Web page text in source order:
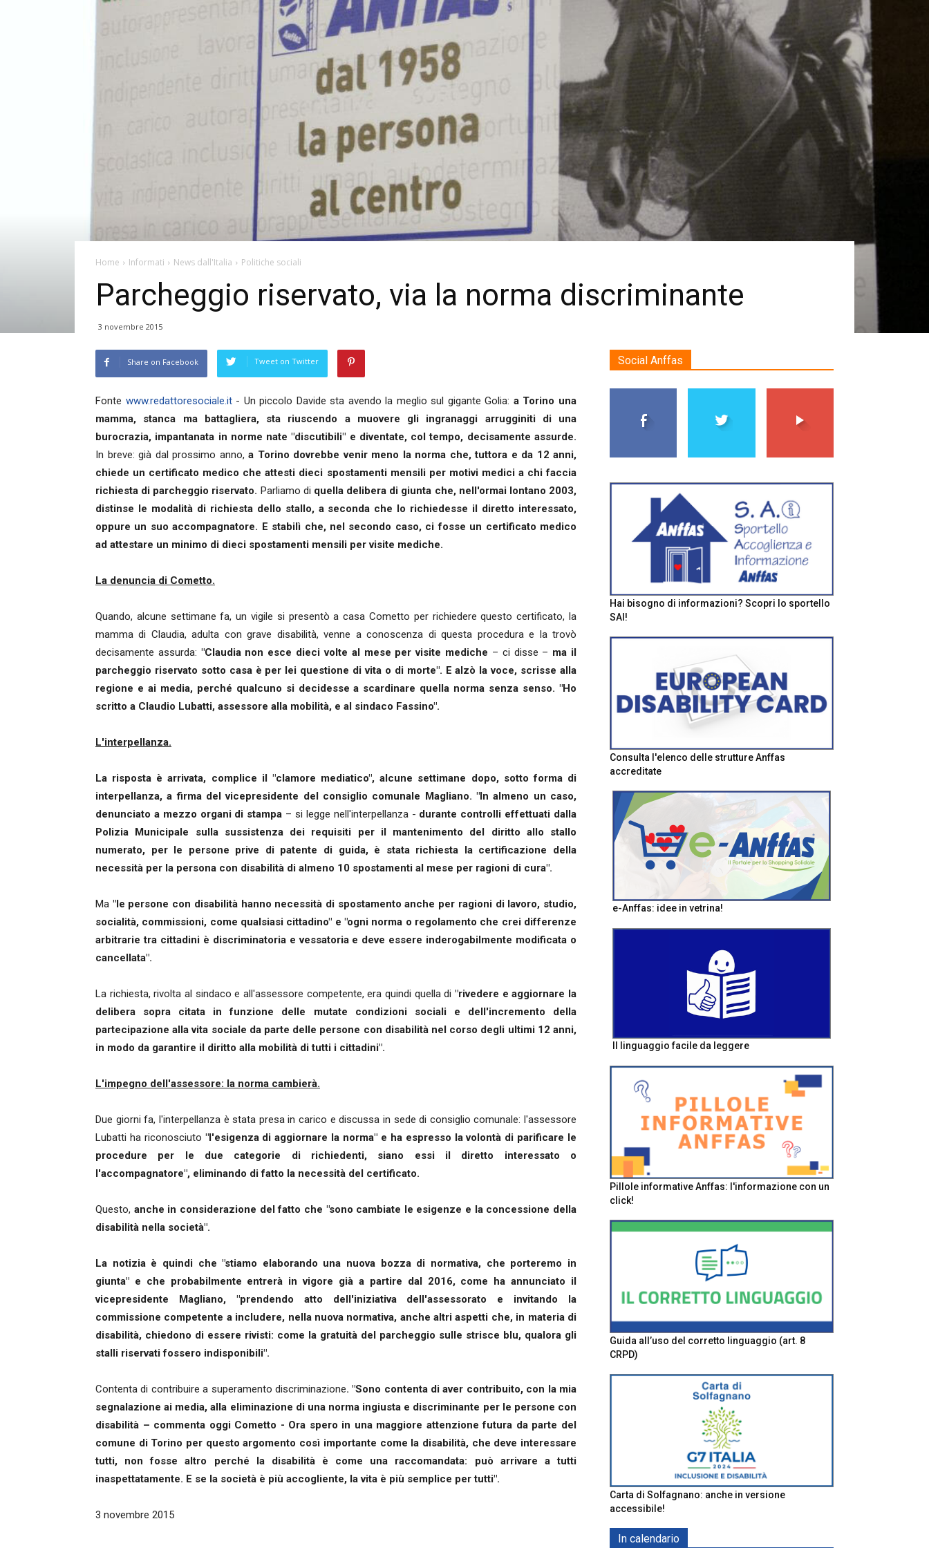
Home Informati News dall'Italia Politiche sociali
Parcheggio riservato, via la norma discriminante
3 novembre 2015
Share on Facebook Tweet on Twitter
Fonte www.redattoresociale.it- Un piccolo Davide sta avendo la meglio sul gigante Golia: a Torino una
mamma, stanca ma battagliera, sta riuscendo a muovere gli ingranaggi arrugginiti di una
burocrazia, impantanata in norme nate "discutibili" e diventate, col tempo, decisamente assurde.
In breve: già dal prossimo anno, a Torino dovrebbe venir meno la norma che, tuttora e da 12 anni,
chiede un certificato medico che attesti dieci spostamenti mensili per motivi medici a chi faccia
richiesta di parcheggio riservato. Parliamo di quella delibera di giunta che, nell'ormai lontano 2003,
distinse le modalità di richiesta dello stallo, a seconda che lo richiedesse il diretto interessato,
oppure un suo accompagnatore. E stabilì che, nel secondo caso, ci fosse un certificato medico
ad attestare un minimo di dieci spostamenti mensili per visite mediche.
La denuncia di Cometto.
Quando, alcune settimane fa, un vigile si presentò a casa Cometto per richiedere questo certificato, la
mamma di Claudia, adulta con grave disabilità, venne a conoscenza di questa procedura e la trovò
decisamente assurda: "Claudia non esce dieci volte al mese per visite mediche – ci disse – ma il
parcheggio riservato sotto casa è per lei questione di vita o di morte". E alzò la voce, scrisse alla
regione e ai media, perché qualcuno si decidesse a scardinare quella norma senza senso. "Ho
scritto a Claudio Lubatti, assessore alla mobilità, e al sindaco Fassino".
L'interpellanza.
La risposta è arrivata, complice il "clamore mediatico", alcune settimane dopo, sotto forma di
interpellanza, a firma del vicepresidente del consiglio comunale Magliano. "In almeno un caso,
denunciato a mezzo organi di stampa – si legge nell'interpellanza - durante controlli effettuati dalla
Polizia Municipale sulla sussistenza dei requisiti per il mantenimento del diritto allo stallo
numerato, per le persone prive di patente di guida, è stata richiesta la certificazione della
necessità per la persona con disabilità di almeno 10 spostamenti al mese per ragioni di cura".
Ma "le persone con disabilità hanno necessità di spostamento anche per ragioni di lavoro, studio,
socialità, commissioni, come qualsiasi cittadino" e "ogni norma o regolamento che crei differenze
arbitrarie tra cittadini è discriminatoria e vessatoria e deve essere inderogabilmente modificata o
cancellata".
La richiesta, rivolta al sindaco e all'assessore competente, era quindi quella di "rivedere e aggiornare la
delibera sopra citata in funzione delle mutate condizioni sociali e dell'incremento della
partecipazione alla vita sociale da parte delle persone con disabilità nel corso degli ultimi 12 anni,
in modo da garantire il diritto alla mobilità di tutti i cittadini".
L'impegno dell'assessore: la norma cambierà.
Due giorni fa, l'interpellanza è stata presa in carico e discussa in sede di consiglio comunale: l'assessore
Lubatti ha riconosciuto "l'esigenza di aggiornare la norma" e ha espresso la volontà di parificare le
procedure per le due categorie di richiedenti, siano essi il diretto interessato o
l'accompagnatore", eliminando di fatto la necessità del certificato.
Questo, anche in considerazione del fatto che "sono cambiate le esigenze e la concessione della
disabilità nella società".
La notizia è quindi che "stiamo elaborando una nuova bozza di normativa, che porteremo in
giunta" e che probabilmente entrerà in vigore già a partire dal 2016, come ha annunciato il
vicepresidente Magliano, "prendendo atto dell'iniziativa dell'assessorato e invitando la
commissione competente a includere, nella nuova normativa, anche altri aspetti che, in materia di
disabilità, chiedono di essere rivisti: come la gratuità del parcheggio sulle strisce blu, qualora gli
stalli riservati fossero indisponibili".
Contenta di contribuire a superamento discriminazione. "Sono contenta di aver contribuito, con la mia
segnalazione ai media, alla eliminazione di una norma ingiusta e discriminante per le persone con
disabilità – commenta oggi Cometto - Ora spero in una maggiore attenzione futura da parte del
comune di Torino per questo argomento così importante come la disabilità, che deve interessare
tutti, non fosse altro perché la disabilità è come una raccomandata: può arrivare a tutti
inaspettatamente. E se la società è più accogliente, la vita è più semplice per tutti".
3 novembre 2015
Social Anffas
Hai bisogno di informazioni? Scopri lo sportello
SAI!
Consulta l'elenco delle strutture Anffas
accreditate
e-Anffas: idee in vetrina!
Il linguaggio facile da leggere
Pillole informative Anffas: l'informazione con un
click!
Guida all’uso del corretto linguaggio (art. 8
CRPD)
Carta di Solfagnano: anche in versione
accessibile!
In calendario